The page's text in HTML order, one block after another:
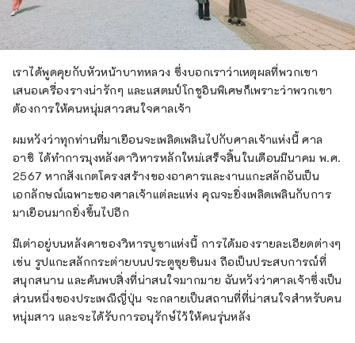
เราได้พูดคุยกับหัวหน้าบาทหลวง ซึ่งบอกเราว่าเหตุผลที่พวกเขา
เสนอเครื่องรางน่ารักๆ และแสตมป์โกชูอินพิเศษก็เพราะว่าพวกเขา
ต้องการให้คนหนุ่มสาวสนใจศาลเจ้า
ผมหวังว่าทุกท่านที่มาเยือนจะเพลิดเพลินไปกับศาลเจ้าแห่งนี้ ศาล
อาชิ ได้ทำการมุงหลังคาวิหารหลักใหม่เสร็จสิ้นในเดือนมีนาคม พ.ศ.
2567 หากสังเกตโครงสร้างของอาคารและงานแกะสลักอันเป็น
เอกลักษณ์เฉพาะของศาลเจ้าแต่ละแห่ง คุณจะยิ่งเพลิดเพลินกับการ
มาเยือนมากยิ่งขึ้นไปอีก
มีเต่าอยู่บนหลังคาของวิหารบูชาแห่งนี้ การได้มองรายละเอียดต่างๆ
เช่น รูปแกะสลักกระต่ายบนประตูซุยชินมง ถือเป็นประสบการณ์ที่
สนุกสนาน และค้นพบสิ่งที่น่าสนใจมากมาย ฉันหวังว่าศาลเจ้าซึ่งเป็น
ส่วนหนึ่งของประเพณีญี่ปุ่น จะกลายเป็นสถานที่ที่น่าสนใจสำหรับคน
หนุ่มสาว และจะได้รับการอนุรักษ์ไว้ให้คนรุ่นหลัง